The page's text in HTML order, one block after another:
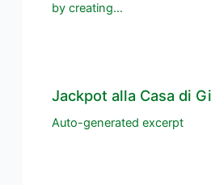
by creating…
Jackpot alla Casa di
Auto-generated excerpt